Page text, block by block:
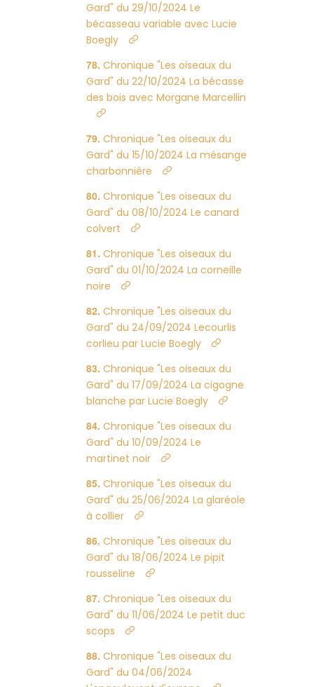
Gard" du 29/10/2024 Le
bécasseau variable avec Lucie
Boegly
Chronique "Les oiseaux du
Gard" du 22/10/2024 La bécasse
des bois avec Morgane Marcellin
Chronique "Les oiseaux du
Gard" du 15/10/2024 La mésange
charbonnière
Chronique "Les oiseaux du
Gard" du 08/10/2024 Le canard
colvert
Chronique "Les oiseaux du
Gard" du 01/10/2024 La corneille
noire
Chronique "Les oiseaux du
Gard" du 24/09/2024 Lecourlis
corlieu par Lucie Boegly
Chronique "Les oiseaux du
Gard" du 17/09/2024 La cigogne
blanche par Lucie Boegly
Chronique "Les oiseaux du
Gard" du 10/09/2024 Le
martinet noir
Chronique "Les oiseaux du
Gard" du 25/06/2024 La glaréole
à collier
Chronique "Les oiseaux du
Gard" du 18/06/2024 Le pipit
rousseline
Chronique "Les oiseaux du
Gard" du 11/06/2024 Le petit duc
scops
Chronique "Les oiseaux du
Gard" du 04/06/2024